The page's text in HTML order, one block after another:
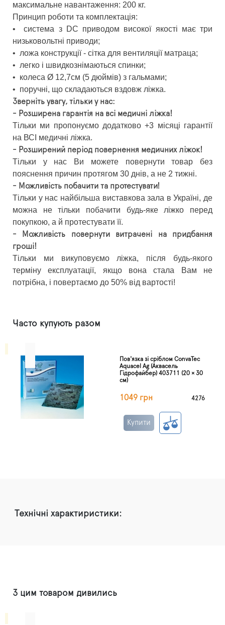
максимальне навантаження: 200 кг.
Принцип роботи та комплектація:
•
система з DC приводом високої якості має три
низьковольтні приводи;
• ложа конструкції - сітка для вентиляції матраца;
• легко і швидкознімаються спинки;
• колеса Ø 12,7см (5 дюймів) з гальмами;
• поручні, що складаються вздовж ліжка.
Зверніть увагу, тільки у нас:
- Розширена гарантія на всі медичні ліжка!
Тільки ми пропонуємо додатково +3 місяці гарантії
на ВСІ медичні ліжка.
- Розширений період повернення медичних ліжок!
Тільки у нас Ви можете повернути товар без
пояснення причин протягом 30 днів, а не 2 тижні.
- Можливість побачити та протестувати!
Тільки у нас найбільша виставкова зала в Україні, де
можна не тільки побачити будь-яке ліжко перед
покупкою, а й протестувати її.
- Можливість повернути витрачені на придбання
гроші!
Тільки ми викуповуємо ліжка, після будь-якого
терміну експлуатації, якщо вона стала Вам не
потрібна, і повертаємо до 50% від вартості!
Часто купують разом
Пов'язка зі сріблом ConvaTec
Aquacel Ag (Аквасель
Гідрофайбер) 403711 (20 × 30
см)
1049 грн 4276
Купити
Технічні характиристики:
З цим товаром дивились